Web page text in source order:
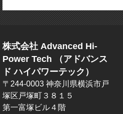
株式会社 Advanced Hi-
Power Tech （アドバンス
ド ハイパワーテック）
〒244-0003 神奈川県横浜市戸
塚区戸塚町３８１５
第一富塚ビル４階